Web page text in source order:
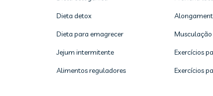
Dieta detox
Dieta para emagrecer
Jejum intermitente
Alimentos reguladores
Musculação
Exercícios
Exercícios